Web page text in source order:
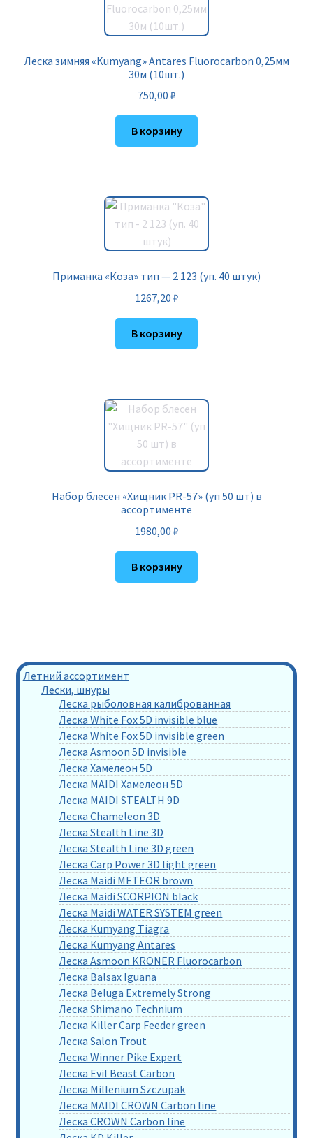
Леска зимняя «Kumyang» Antares Fluorocarbon 0,25мм
30м (10шт.)
750,00 ₽
В корзину
Приманка «Коза» тип — 2 123 (уп. 40 штук)
1267,20 ₽
В корзину
Набор блесен «Хищник PR-57» (уп 50 шт) в
ассортименте
1980,00 ₽
В корзину
Летний ассортимент
Лески, шнуры
Леска рыболовная калиброванная
Леска White Fox 5D invisible blue
Леска White Fox 5D invisible green
Леска Asmoon 5D invisible
Леска Хамелеон 5D
Леска MAIDI Хамелеон 5D
Леска MAIDI STEALTH 9D
Леска Chameleon 3D
Леска Stealth Line 3D
Леска Stealth Line 3D green
Леска Carp Power 3D light green
Леска Maidi METEOR brown
Леска Maidi SCORPION black
Леска Maidi WATER SYSTEM green
Леска Kumyang Tiagra
Леска Kumyang Antares
Леска Asmoon KRONER Fluorocarbon
Леска Balsax Iguana
Леска Beluga Extremely Strong
Леска Shimano Technium
Леска Killer Carp Feeder green
Леска Salon Trout
Леска Winner Pike Expert
Леска Evil Beast Carbon
Леска Millenium Szczupak
Леска MAIDI CROWN Carbon line
Леска CROWN Carbon line